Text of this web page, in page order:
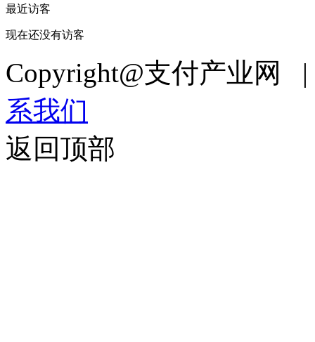
最近访客
现在还没有访客
Copyright@支付产业
系我们
返回顶部